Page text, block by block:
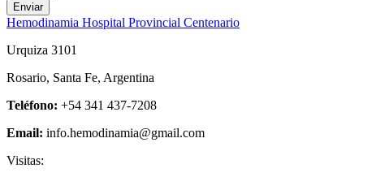
Enviar
Hemodinamia Hospital Provincial Centenario
Urquiza 3101
Rosario, Santa Fe, Argentina
Teléfono: +54 341 437-7208
Email: info.hemodinamia@gmail.com
Visitas: